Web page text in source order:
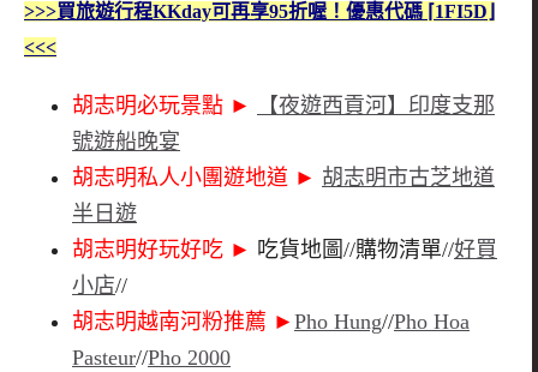
>>>買旅遊行程KKday可再享95折喔！優惠代碼 ⌈1FI5D⌋
<<<
胡志明必玩景點 ►
【夜遊西貢河】印度支那
號遊船晚宴
胡志明私人小團遊地道 ► 胡志明市古芝地道
半日遊
胡志明好玩好吃 ► 吃貨地圖//購物清單//好買
小店//
胡志明越南河粉推薦 ► Pho Hung//Pho Hoa
Pasteur//Pho 2000